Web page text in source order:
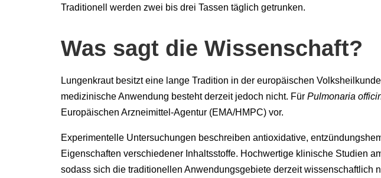
Traditionell werden zwei bis drei Tassen täglich getrunken.
Was sagt die Wissenschaft?
Lungenkraut besitzt eine lange Tradition in der europäischen
medizinische Anwendung besteht derzeit jedoch nicht. Für Pulmonaria
Europäischen Arzneimittel-Agentur (EMA/HMPC) vor.
Experimentelle Untersuchungen beschreiben antioxidative,
Eigenschaften verschiedener Inhaltsstoffe. Hochwertige klinische Studien
sodass sich die traditionellen Anwendungsgebiete derzeit wissenschaftlich